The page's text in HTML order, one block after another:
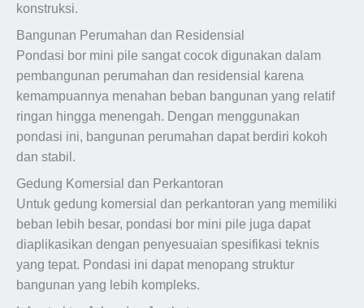
konstruksi.
Bangunan Perumahan dan Residensial
Pondasi bor mini pile sangat cocok digunakan dalam
pembangunan perumahan dan residensial karena
kemampuannya menahan beban bangunan yang relatif
ringan hingga menengah. Dengan menggunakan
pondasi ini, bangunan perumahan dapat berdiri kokoh
dan stabil.
Gedung Komersial dan Perkantoran
Untuk gedung komersial dan perkantoran yang memiliki
beban lebih besar, pondasi bor mini pile juga dapat
diaplikasikan dengan penyesuaian spesifikasi teknis
yang tepat. Pondasi ini dapat menopang struktur
bangunan yang lebih kompleks.